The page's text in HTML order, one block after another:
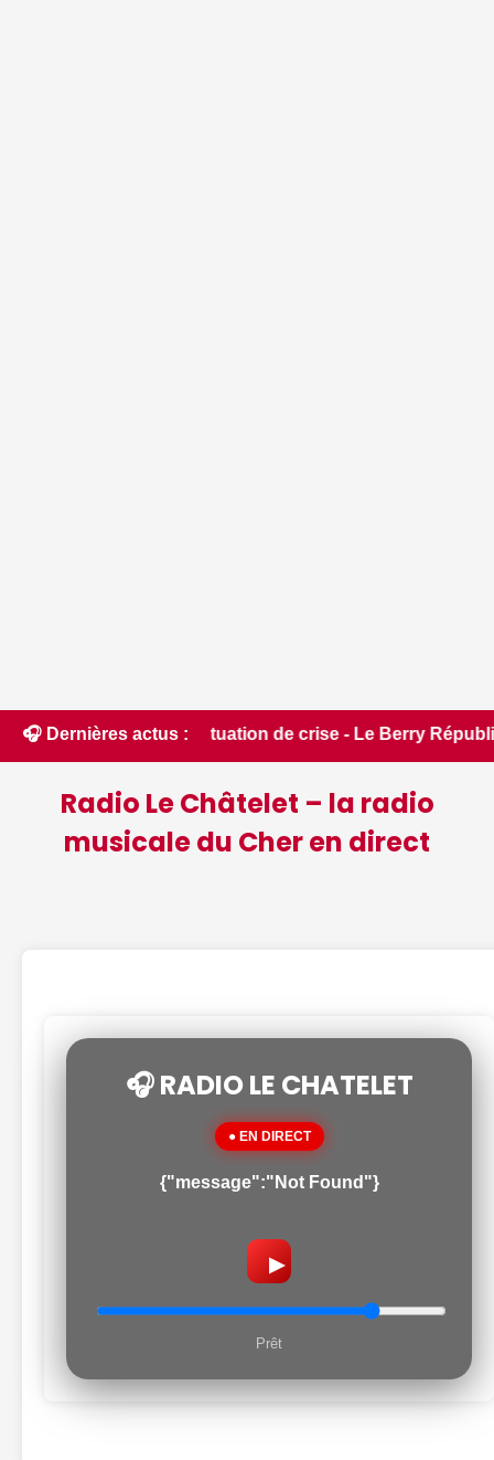
🎧 Dernières actus :de crise - Le Berry Républicain • 📰
Radio Le Châtelet – la radio
musicale du Cher en direct
🎧 RADIO LE CHATELET
● EN DIRECT
{"message":"Not Found"}
▶
Prêt